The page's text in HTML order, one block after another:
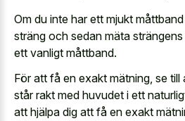
Om du inte har ett mjukt
sträng och sedan mäta
ett vanligt måttband.
För att få en exakt mätning, se
står rakt med huvudet i ett
att hjälpa dig att få en exakt